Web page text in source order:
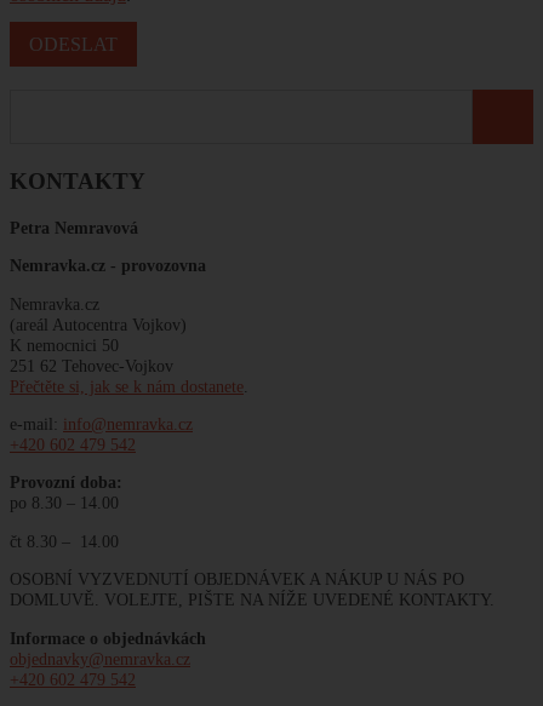
KONTAKTY
Petra Nemravová
Nemravka.cz - provozovna
Nemravka.cz
(areál Autocentra Vojkov)
K nemocnici 50
251 62 Tehovec-Vojkov
Přečtěte si, jak se k nám dostanete
e-mail: info@nemravka.cz
+420 602 479 542
Provozní doba:
po 8.30 – 14.00
čt 8.30 – 14.00
OSOBNÍ VYZVEDNUTÍ OBJEDNÁVEK A NÁKUP U NÁS PO
DOMLUVĚ. VOLEJTE, PIŠTE NA NÍŽE UVEDENÉ KONTAKTY.
Informace o objednávkách
objednavky@nemravka.cz
+420 602 479 542